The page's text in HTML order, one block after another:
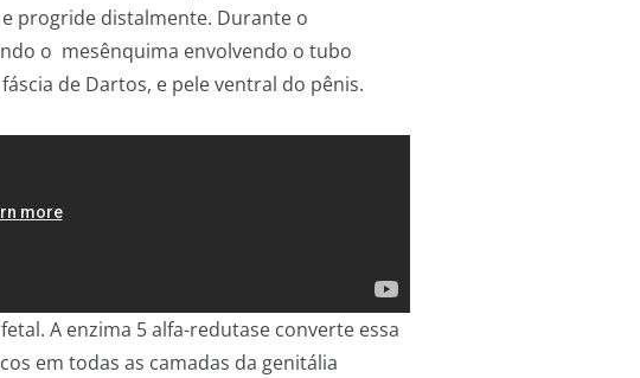
progride distalmente. Durante o
o mesênquima envolvendo o tubo
de Dartos, e pele ventral do pênis.
A enzima 5 alfa-redutase converte essa
em todas as camadas da genitália